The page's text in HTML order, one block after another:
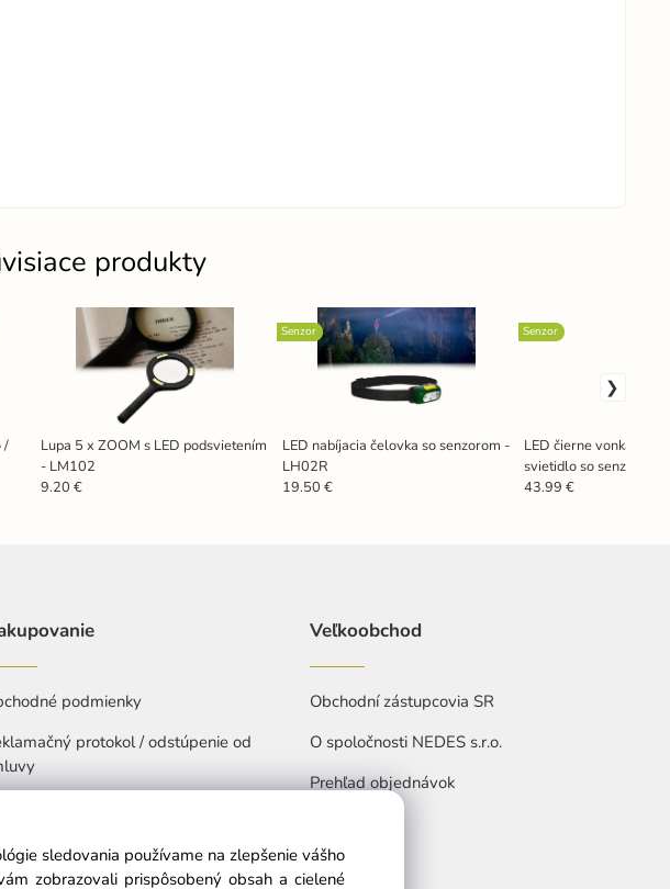
produkty
/
Lupa 5 x ZOOM s LED podsvietením
- LM102
9.20 €
LED nabíjacia čelovka so senzorom -
LH02R
Senzor
19.50 €
LED čierne vonkajšie
svietidlo so senzorom
- 4100K - 6500K -
Senzor
43.99 €
podmienky
protokol / odstúpenie od
o prístupnosti
Veľkoobchod
Obchodní zástupcovia SR
O spoločnosti NEDES s.r.o.
Prehľad objednávok
sledovania používame na zlepšenie vášho
zobrazovali prispôsobený obsah a cielené